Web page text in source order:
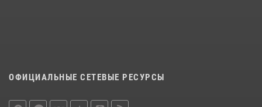
ОФИЦИАЛЬНЫЕ СЕТЕВЫЕ РЕСУРСЫ